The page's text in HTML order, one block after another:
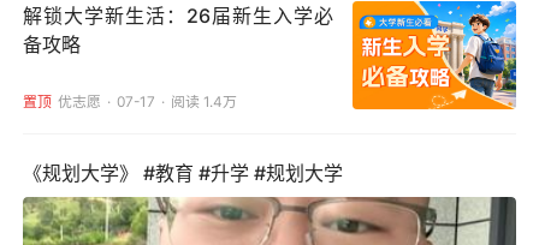
解锁大学新生活：26届新生入学必
备攻略
置顶 优志愿 07-17 阅读 1.4万
《规划大学》 #教育 #升学 #规划大学